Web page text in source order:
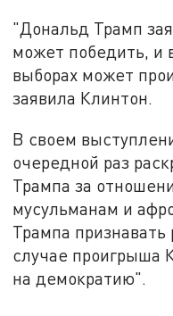
"Дональд Трамп
может победить, и
выборах может
заявила Клинтон.
В своем
очередной раз
Трампа за
мусульманам и
Трампа признавать
случае проигрыша
на демократию".